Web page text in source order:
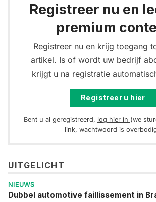
Registreer nu en
premium
Registreer nu en krijg toegang
artikel. Is of wordt uw bedrijf
krijgt u na registratie
Registreer u hier
Bent u al geregistreerd, log hier in (we
link, wachtwoord is
UITGELICHT
NIEUWS
Dubbel automotive faillissement in